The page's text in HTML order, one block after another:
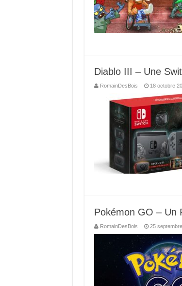
Diablo III – Une
RomainDesBois 18 octobre
Pokémon GO – Un
RomainDesBois 25